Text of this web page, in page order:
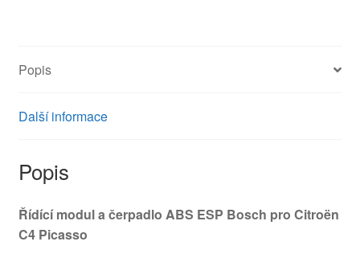
Popis
Další informace
Popis
Řídící modul a čerpadlo ABS ESP Bosch pro Citroën
C4 Picasso